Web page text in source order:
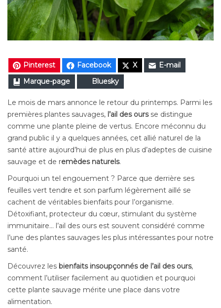
Pinterest Facebook X
E-mail
Marque-page
Bluesky
Le mois de mars annonce le retour du printemps. Parmi les
premières plantes sauvages, l’ail des oursse distingue
comme une plante pleine de vertus. Encore méconnu du
grand public il y a quelques années, cet allié naturel de la
santé attire aujourd’hui de plus en plus d’adeptes de cuisine
sauvage et de remèdes naturels.
Pourquoi un tel engouement ? Parce que derrière ses
feuilles vert tendre et son parfum légèrement aillé se
cachent de véritables bienfaits pour l’organisme.
Détoxifiant, protecteur du cœur, stimulant du système
immunitaire… l’ail des ours est souvent considéré comme
l’une des plantes sauvages les plus intéressantes pour notre
santé.
Découvrez les bienfaits insoupçonnés de l’ail des ours,
comment l’utiliser facilement au quotidien et pourquoi
cette plante sauvage mérite une place dans votre
alimentation.